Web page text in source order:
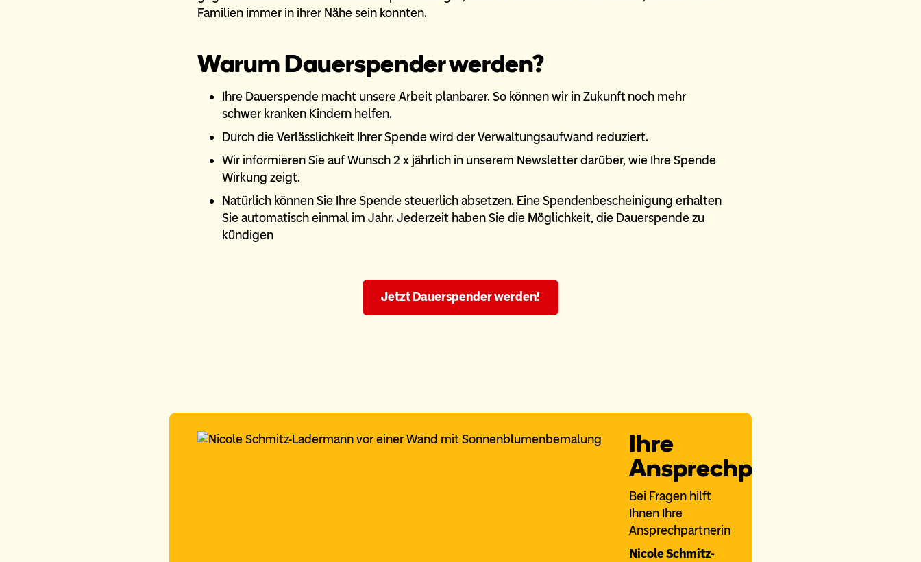
Familien immer in ihrer Nähe sein konnten.
Warum Dauerspender werden?
Ihre Dauerspende macht unsere Arbeit planbarer. So können wir in Zukunft noch mehr
schwer kranken Kindern helfen.
Durch die Verlässlichkeit Ihrer Spende wird der Verwaltungsaufwand reduziert.
Wir informieren Sie auf Wunsch 2 x jährlich in unserem Newsletter darüber, wie Ihre Spende
Wirkung zeigt.
Natürlich können Sie Ihre Spende steuerlich absetzen. Eine Spendenbescheinigung erhalten
Sie automatisch einmal im Jahr. Jederzeit haben Sie die Möglichkeit, die Dauerspende zu
kündigen
Jetzt Dauerspender werden!
Ihre
Ansprechpartnerin
Bei Fragen hilft
Ihnen Ihre
Ansprechpartnerin
Nicole Schmitz-